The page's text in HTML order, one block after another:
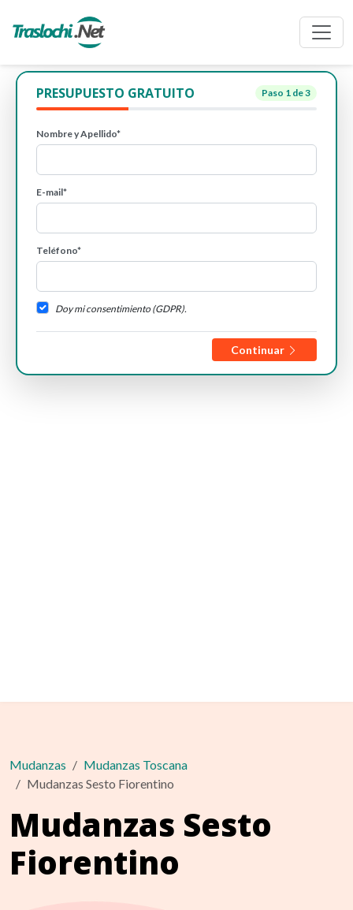
PRESUPUESTO GRATUITO Paso 1 de 3
Nombre y Apellido*
E-mail*
Teléfono*
Doy mi consentimiento (GDPR).
Continuar
Mudanzas
Mudanzas Toscana
Mudanzas Sesto Fiorentino
Mudanzas Sesto
Fiorentino